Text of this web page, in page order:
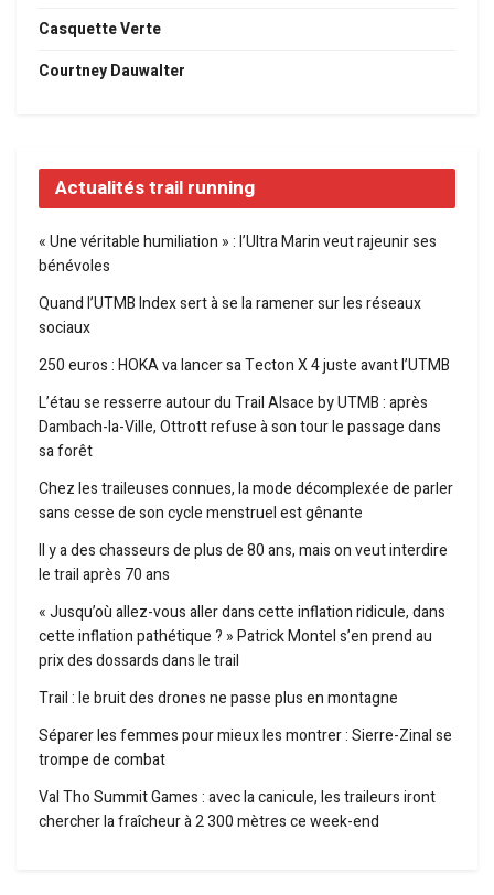
Casquette Verte
Courtney Dauwalter
Actualités trail running
« Une véritable humiliation » : l’Ultra Marin veut rajeunir ses
bénévoles
Quand l’UTMB Index sert à se la ramener sur les réseaux
sociaux
250 euros : HOKA va lancer sa Tecton X 4 juste avant l’UTMB
L’étau se resserre autour du Trail Alsace by UTMB : après
Dambach-la-Ville, Ottrott refuse à son tour le passage dans
sa forêt
Chez les traileuses connues, la mode décomplexée de parler
sans cesse de son cycle menstruel est gênante
Il y a des chasseurs de plus de 80 ans, mais on veut interdire
le trail après 70 ans
« Jusqu’où allez-vous aller dans cette inflation ridicule, dans
cette inflation pathétique ? » Patrick Montel s’en prend au
prix des dossards dans le trail
Trail : le bruit des drones ne passe plus en montagne
Séparer les femmes pour mieux les montrer : Sierre-Zinal se
trompe de combat
Val Tho Summit Games : avec la canicule, les traileurs iront
chercher la fraîcheur à 2 300 mètres ce week-end